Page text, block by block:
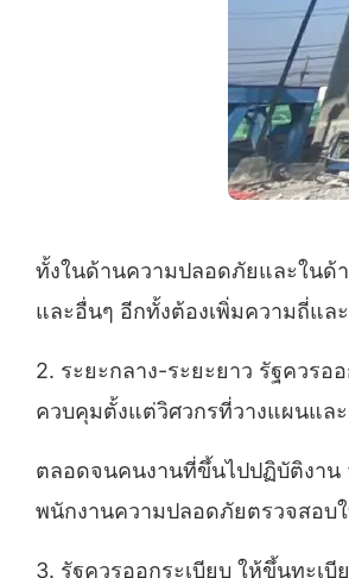
ทั้งในด้านความปลอดภัยและในด้า
และอื่นๆ อีกทั้งต้องเพิ่มความถี่แล
2. ระยะกลาง-ระยะยาว รัฐควรอ
ควบคุมตั้งแต่วิศวกรที่วางแผนแล
ตลอดจนคนงานที่ขึ้นไปปฏิบัติงาน
พนักงานความปลอดภัยตรวจสอบ
3. รัฐควรออกระเบียบ ให้ขึ้นทะเ